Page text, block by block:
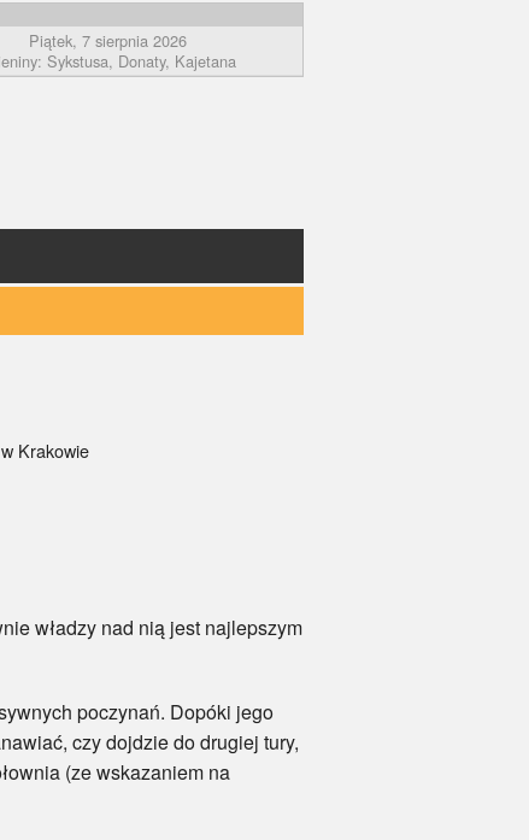
Piątek, 7 sierpnia 2026
Sykstusa, Donaty, Kajetana
Krakowie
władzy nad nią jest najlepszym
poczynań. Dopóki jego
czy dojdzie do drugiej tury,
(ze wskazaniem na